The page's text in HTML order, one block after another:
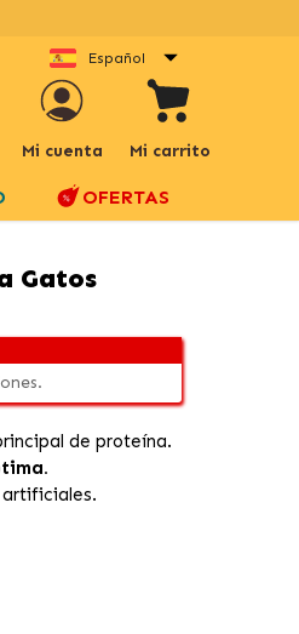
Español
Mi cuenta Mi carrito
OFERTAS
Gatos
de proteína.